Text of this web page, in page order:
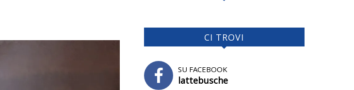
CI TROVI
SU FACEBOOK
lattebusche